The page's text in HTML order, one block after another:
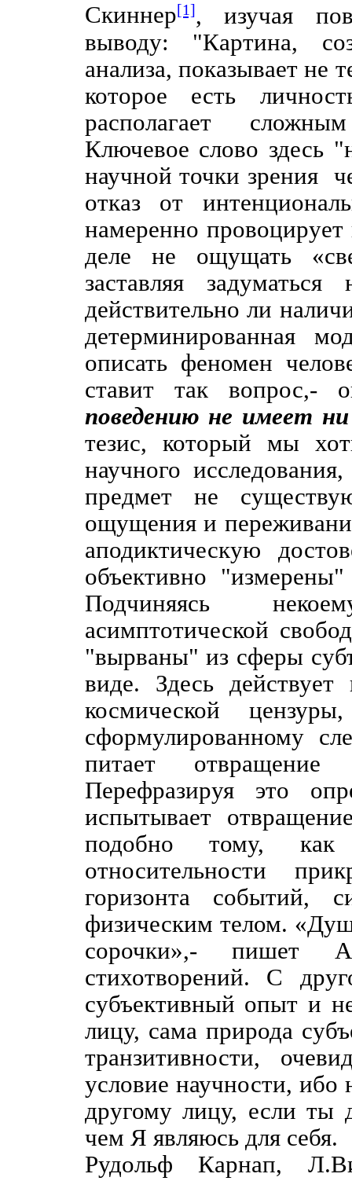
Скиннер[1], изучая
выводу: "Картина,
анализа, показывает не
которое есть
располагает
Ключевое слово здесь
научной точки зрения
отказ от
намеренно
деле не ощущать
заставляя
действительно ли
детерминированная
описать феномен
ставит так
поведению не имеет
тезис, который мы
научного
предмет не
ощущения и
аподиктическую
объективно
Подчиняясь
асимптотической
"вырваны" из сферы
виде. Здесь
космической
сформулированному
питает
Перефразируя это
испытывает
подобно тому, как
относительности
горизонта событий,
физическим телом.
сорочки»,- пишет
стихотворений. С
субъективный опыт и
лицу, сама природа
транзитивности,
условие научности, ибо
другому лицу, если ты
чем Я являюсь для себя.
Рудольф Карнап,